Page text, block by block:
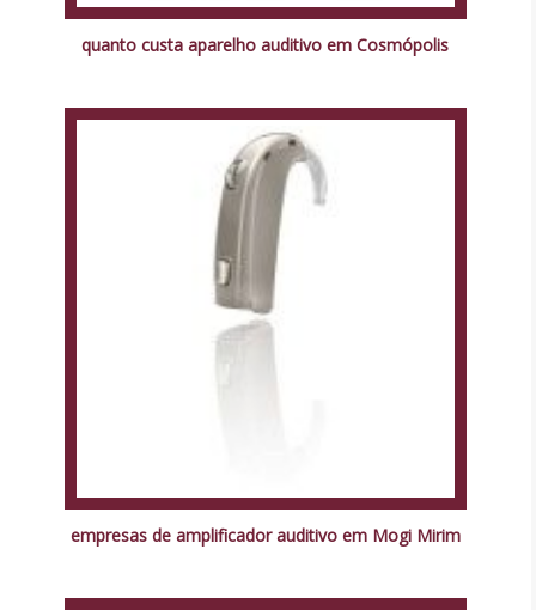
quanto custa aparelho auditivo em Cosmópolis
empresas de amplificador auditivo em Mogi Mirim